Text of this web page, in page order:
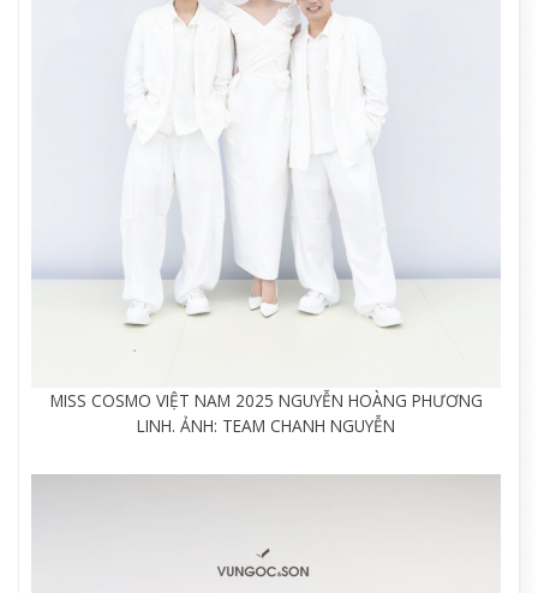
MISS COSMO VIỆT NAM 2025 NGUYỄN HOÀNG PHƯƠNG
LINH. ẢNH: TEAM CHANH NGUYỄN